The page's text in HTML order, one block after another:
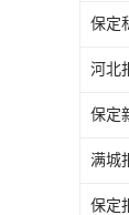
河北